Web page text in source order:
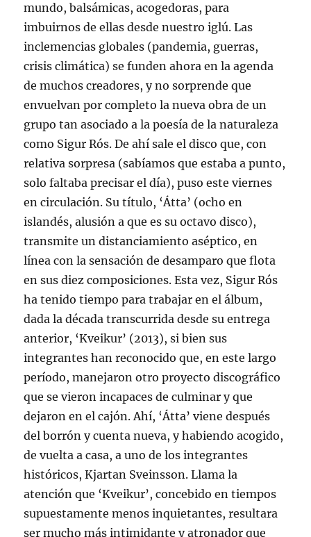
mundo, balsámicas, acogedoras, para
imbuirnos de ellas desde nuestro iglú. Las
inclemencias globales (pandemia, guerras,
crisis climática) se funden ahora en la agenda
de muchos creadores, y no sorprende que
envuelvan por completo la nueva obra de un
grupo tan asociado a la poesía de la naturaleza
como Sigur Rós. De ahí sale el disco que, con
relativa sorpresa (sabíamos que estaba a punto,
solo faltaba precisar el día), puso este viernes
en circulación. Su título, ‘Átta’ (ocho en
islandés, alusión a que es su octavo disco),
transmite un distanciamiento aséptico, en
línea con la sensación de desamparo que flota
en sus diez composiciones. Esta vez, Sigur Rós
ha tenido tiempo para trabajar en el álbum,
dada la década transcurrida desde su entrega
anterior, ‘Kveikur’ (2013), si bien sus
integrantes han reconocido que, en este largo
período, manejaron otro proyecto discográfico
que se vieron incapaces de culminar y que
dejaron en el cajón. Ahí, ‘Átta’ viene después
del borrón y cuenta nueva, y habiendo acogido,
de vuelta a casa, a uno de los integrantes
históricos, Kjartan Sveinsson. Llama la
atención que ‘Kveikur’, concebido en tiempos
supuestamente menos inquietantes, resultara
ser mucho más intimidante y atronador que